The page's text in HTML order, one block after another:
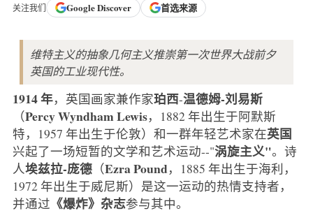
关注我们 GoogleDiscover 首选来源
维特主义的抽象几何主义推崇第一次世界大战前夕
英国的工业现代性。
1914 年，英国画家兼作家珀西-温德姆-刘易斯
（Percy Wyndham Lewis，1882 年出生于阿默斯
特，1957 年出生于伦敦）和一群年轻艺术家在英国
兴起了一场短暂的文学和艺术运动--"涡旋主义"。诗
人埃兹拉-庞德（Ezra Pound，1885 年出生于海利，
1972 年出生于威尼斯）是这一运动的热情支持者，
并通过 《爆炸》杂志参与其中。